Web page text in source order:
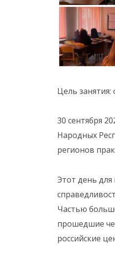
Цель занятия:
30 сентября
Народных
регионов
Этот день для
Частью
прошедшие
российские